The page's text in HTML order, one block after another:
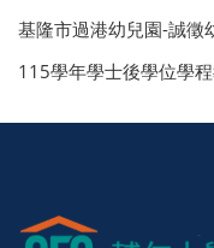
基隆市過港幼兒園-誠徵
115學年學士後學位學